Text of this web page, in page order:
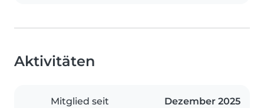
Aktivitäten
Mitglied seit Dezember 2025